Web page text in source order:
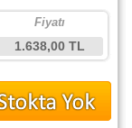
Fiyatı
1.638,00 TL